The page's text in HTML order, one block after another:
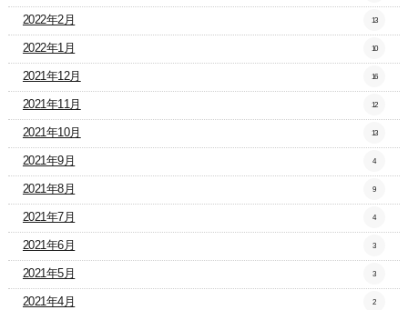
2022年2月 13
2022年1月 10
2021年12月 16
2021年11月 12
2021年10月 13
2021年9月 4
2021年8月 9
2021年7月 4
2021年6月 3
2021年5月 3
2021年4月 2